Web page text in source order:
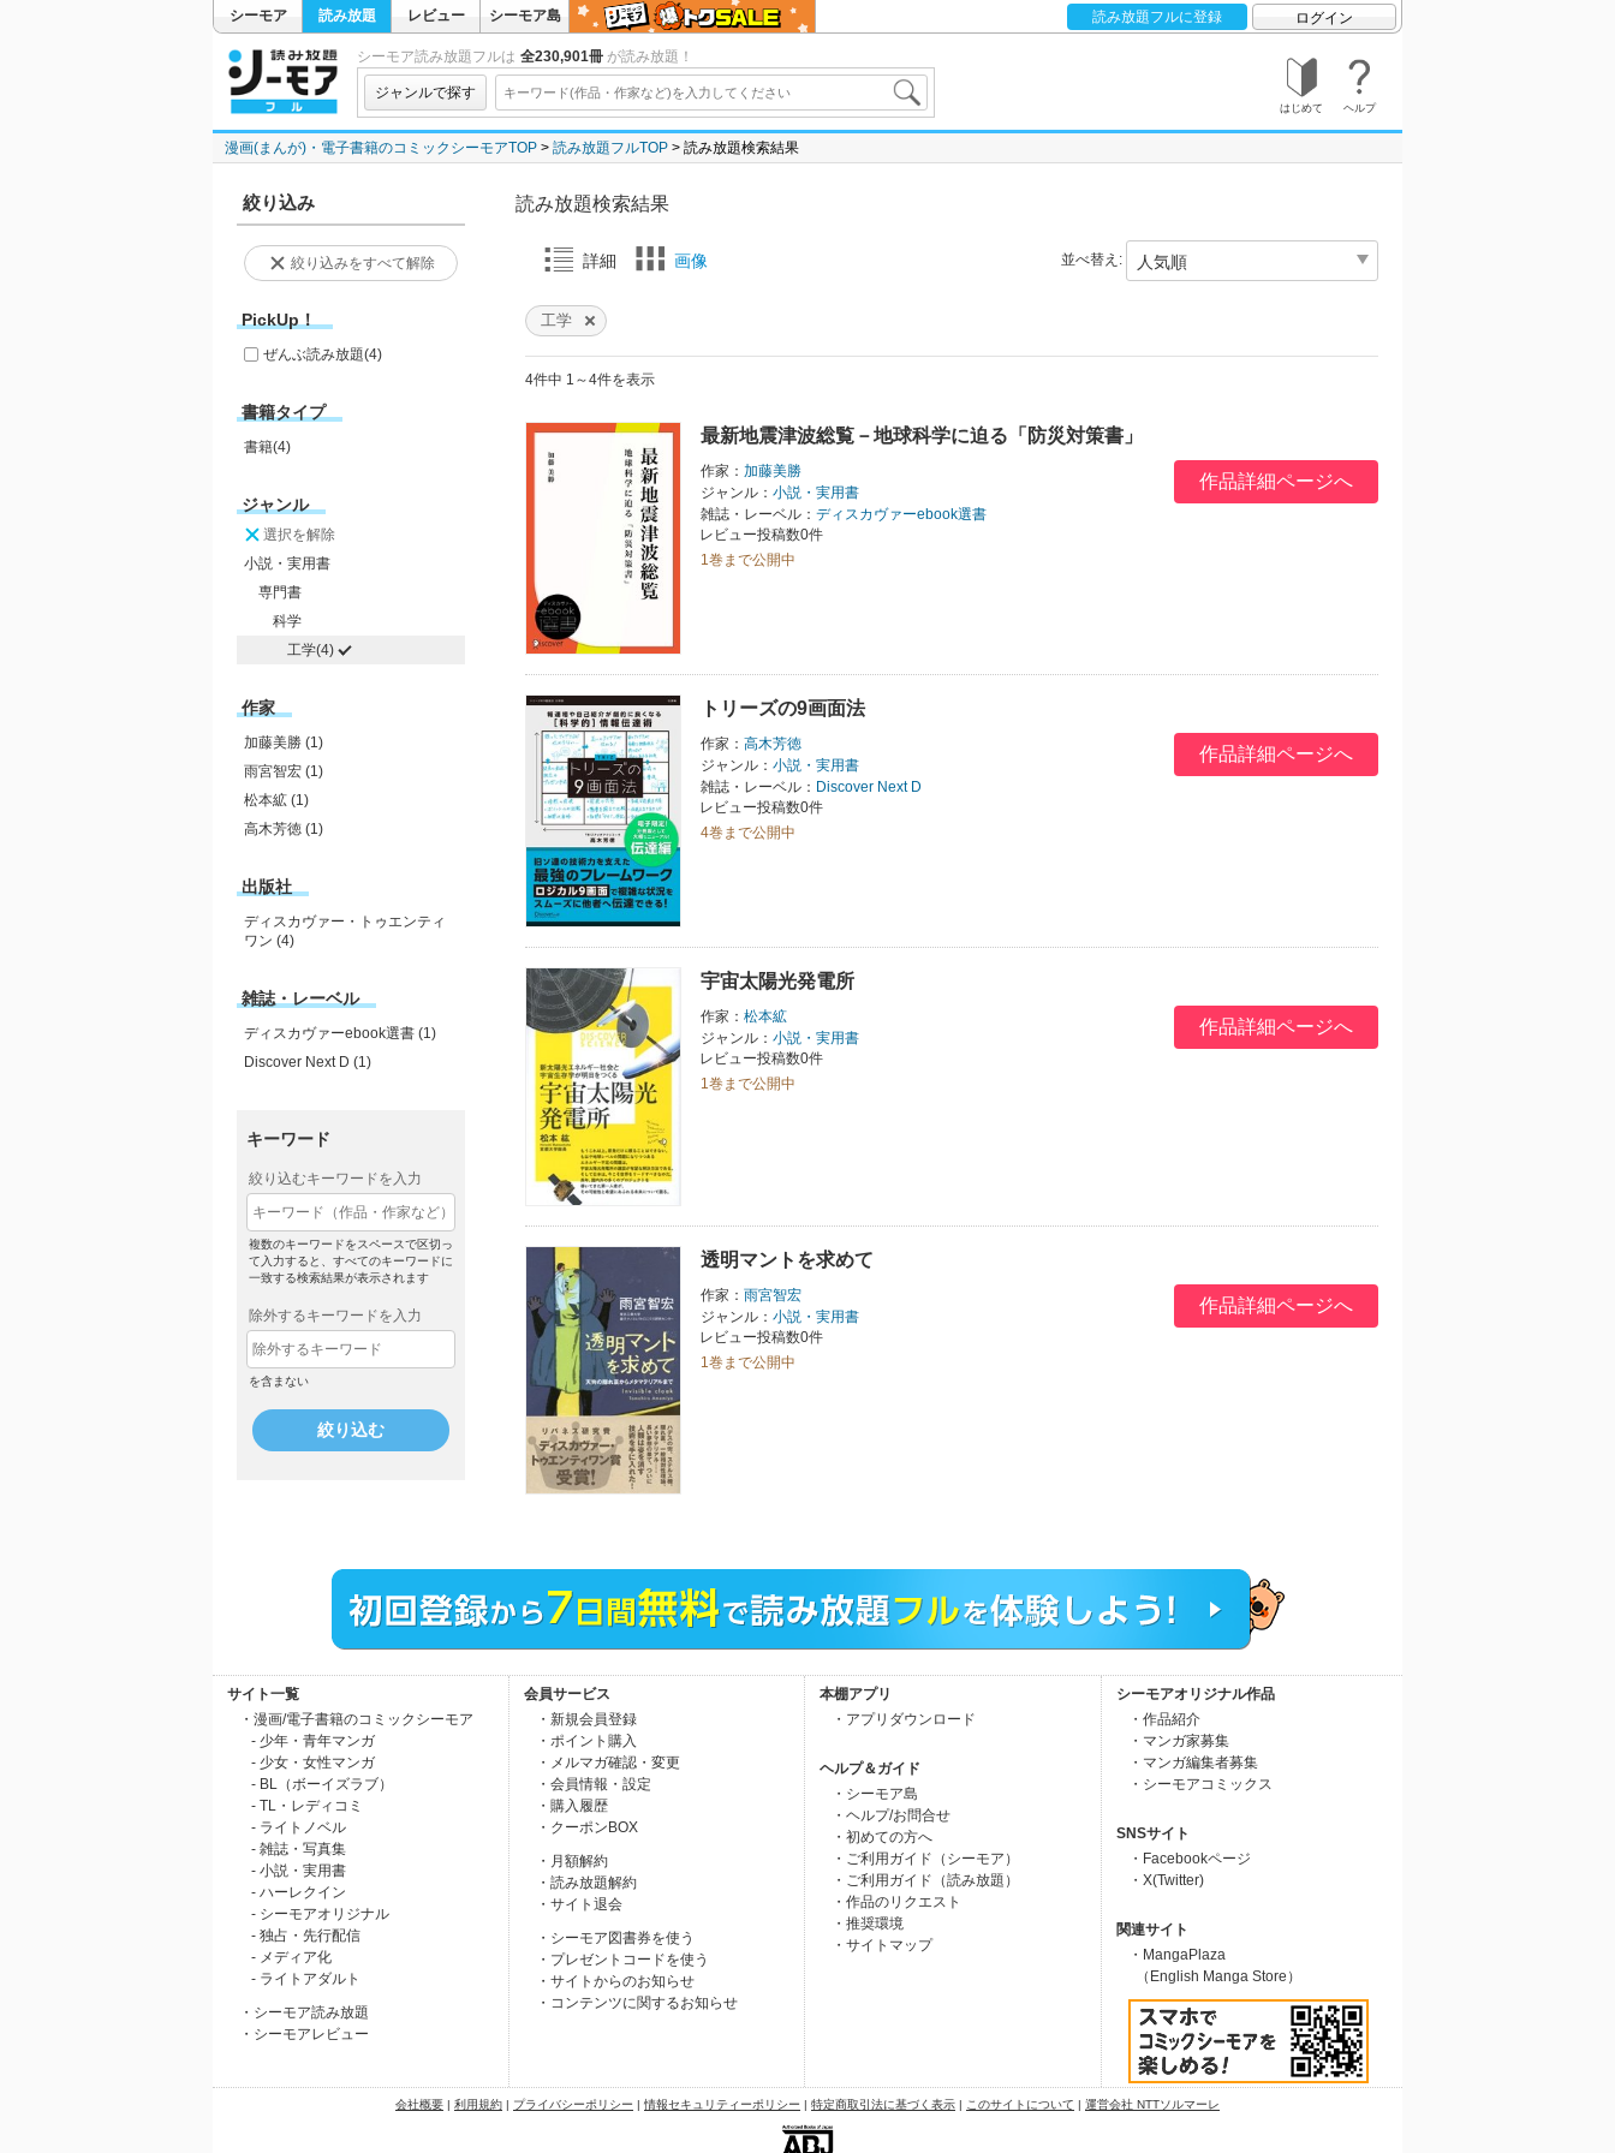
シーモア 読み放題 レビュー シーモア島 読み放題フルに登録 ログイン
シーモア読み放題フルは 全230,901冊 が読み放題！
ジャンルで探す
はじめて ヘルプ
漫画(まんが)・電子書籍のコミックシーモアTOP 読み放題フルTOP 読み放題検索結果
絞り込み
絞り込みをすべて解除
PickUp！
ぜんぶ読み放題(4)
書籍タイプ
書籍(4)
ジャンル
選択を解除
小説・実用書
専門書
科学
工学(4)
作家
加藤美勝 (1)
雨宮智宏 (1)
松本絋 (1)
高木芳徳 (1)
出版社
ディスカヴァー・トゥエンティ
ワン (4)
雑誌・レーベル
ディスカヴァーebook選書 (1)
Discover Next D (1)
キーワード
絞り込むキーワードを入力
複数のキーワードをスペースで区切っ
て入力すると、すべてのキーワードに
一致する検索結果が表示されます
除外するキーワードを入力
を含まない
絞り込む
読み放題検索結果
詳細 画像 並べ替え:
工学
4件中 1～4件を表示
最新地震津波総覧－地球科学に迫る「防災対策書」
作家： 加藤美勝
ジャンル： 小説・実用書
雑誌・レーベル： ディスカヴァーebook選書
レビュー投稿数0件
1巻まで公開中
作品詳細ページへ
トリーズの9画面法
作家： 高木芳徳
ジャンル： 小説・実用書
雑誌・レーベル： Discover Next D
レビュー投稿数0件
4巻まで公開中
作品詳細ページへ
宇宙太陽光発電所
作家： 松本絋
ジャンル： 小説・実用書
レビュー投稿数0件
1巻まで公開中
作品詳細ページへ
透明マントを求めて
作家： 雨宮智宏
ジャンル： 小説・実用書
レビュー投稿数0件
1巻まで公開中
作品詳細ページへ
サイト一覧
・漫画/電子書籍のコミックシーモア
- 少年・青年マンガ
- 少女・女性マンガ
- BL（ボーイズラブ）
- TL・レディコミ
- ライトノベル
- 雑誌・写真集
- 小説・実用書
- ハーレクイン
- シーモアオリジナル
- 独占・先行配信
- メディア化
- ライトアダルト
・シーモア読み放題
・シーモアレビュー
会員サービス
・新規会員登録
・ポイント購入
・メルマガ確認・変更
・会員情報・設定
・購入履歴
・クーポンBOX
・月額解約
・読み放題解約
・サイト退会
・シーモア図書券を使う
・プレゼントコードを使う
・サイトからのお知らせ
・コンテンツに関するお知らせ
本棚アプリ
・アプリダウンロード
ヘルプ＆ガイド
・シーモア島
・ヘルプ/お問合せ
・初めての方へ
・ご利用ガイド（シーモア）
・ご利用ガイド（読み放題）
・作品のリクエスト
・推奨環境
・サイトマップ
シーモアオリジナル作品
・作品紹介
・マンガ家募集
・マンガ編集者募集
・シーモアコミックス
SNSサイト
・Facebookページ
・X(Twitter)
関連サイト
・MangaPlaza
（English Manga Store）
会社概要 | 利用規約 | プライバシーポリシー | 情報セキュリティーポリシー | 特定商取引法に基づく表示 | このサイトについて | 運営会社 NTTソルマーレ